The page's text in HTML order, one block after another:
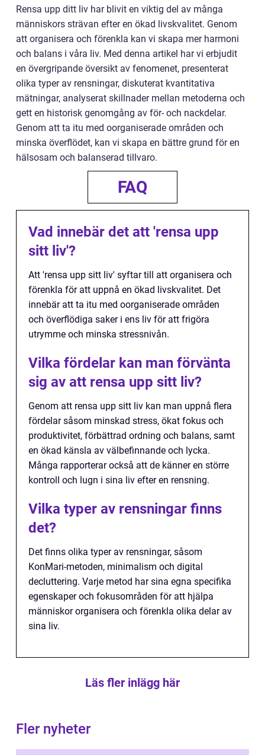
Rensa upp ditt liv har blivit en viktig del av många
människors strävan efter en ökad livskvalitet. Genom
att organisera och förenkla kan vi skapa mer harmoni
och balans i våra liv. Med denna artikel har vi erbjudit
en övergripande översikt av fenomenet, presenterat
olika typer av rensningar, diskuterat kvantitativa
mätningar, analyserat skillnader mellan metoderna och
gett en historisk genomgång av för- och nackdelar.
Genom att ta itu med oorganiserade områden och
minska överflödet, kan vi skapa en bättre grund för en
hälsosam och balanserad tillvaro.
FAQ
Vad innebär det att 'rensa upp
sitt liv'?
Att 'rensa upp sitt liv' syftar till att organisera och
förenkla för att uppnå en ökad livskvalitet. Det
innebär att ta itu med oorganiserade områden
och överflödiga saker i ens liv för att frigöra
utrymme och minska stressnivån.
Vilka fördelar kan man förvänta
sig av att rensa upp sitt liv?
Genom att rensa upp sitt liv kan man uppnå flera
fördelar såsom minskad stress, ökat fokus och
produktivitet, förbättrad ordning och balans, samt
en ökad känsla av välbefinnande och lycka.
Många rapporterar också att de känner en större
kontroll och lugn i sina liv efter en rensning.
Vilka typer av rensningar finns
det?
Det finns olika typer av rensningar, såsom
KonMari-metoden, minimalism och digital
decluttering. Varje metod har sina egna specifika
egenskaper och fokusområden för att hjälpa
människor organisera och förenkla olika delar av
sina liv.
Läs fler inlägg här
Fler nyheter